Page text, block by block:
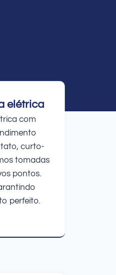
elétrica
com
curto-
tomadas
pontos.
perfeito.